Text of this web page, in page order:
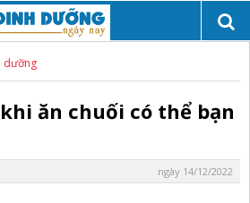
dưỡng
ăn chuối có thể bạn
ngày 14/12/2022